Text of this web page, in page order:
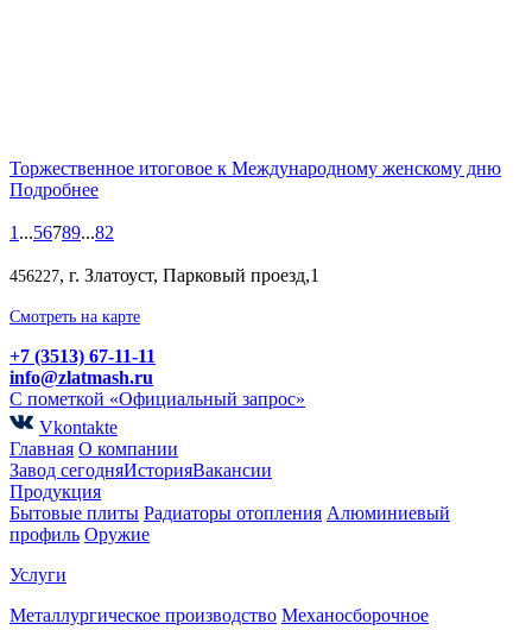
Торжественное итоговое к Международному женскому дню
Подробнее
1 ...56789...82
456227, г. Златоуст, Парковый проезд,1
Смотреть на карте
+7 (3513) 67-11-11
info@zlatmash.ru
С пометкой «Официальный запрос»
Vkontakte
Главная О компании
Завод сегодняИсторияВакансии
Продукция
Бытовые плиты Радиаторы отопления Алюминиевый
профиль Оружие
Услуги
Металлургическое производство Механосборочное